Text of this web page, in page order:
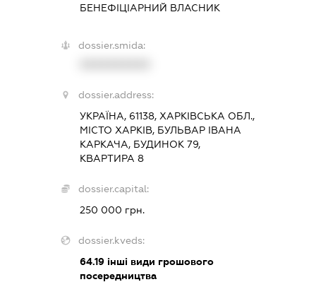
БЕНЕФІЦІАРНИЙ ВЛАСНИК
dossier.smida:
dossier.address:
УКРАЇНА, 61138, ХАРКІВСЬКА ОБЛ.,
МІСТО ХАРКІВ, БУЛЬВАР ІВАНА
КАРКАЧА, БУДИНОК 79,
КВАРТИРА 8
dossier.capital:
250 000 грн.
dossier.kveds:
64.19інші види грошового
посередництва